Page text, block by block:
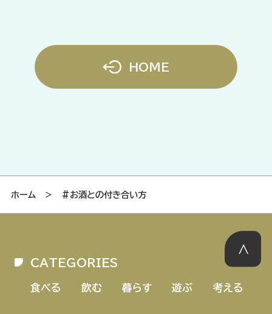
HOME
ホーム＞ #お酒との付き合い方
CATEGORIES
食べる 飲む 暮らす 遊ぶ 考える